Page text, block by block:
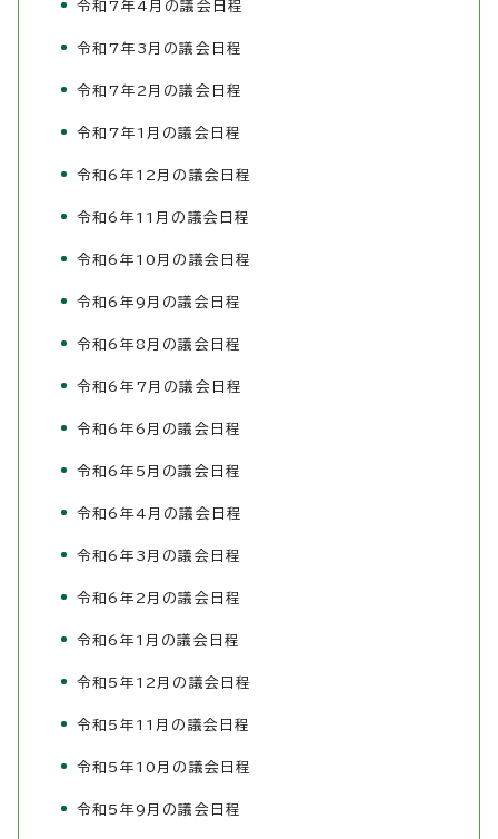
令和7年4月の議会日程
令和7年3月の議会日程
令和7年2月の議会日程
令和7年1月の議会日程
令和6年12月の議会日程
令和6年11月の議会日程
令和6年10月の議会日程
令和6年9月の議会日程
令和6年8月の議会日程
令和6年7月の議会日程
令和6年6月の議会日程
令和6年5月の議会日程
令和6年4月の議会日程
令和6年3月の議会日程
令和6年2月の議会日程
令和6年1月の議会日程
令和5年12月の議会日程
令和5年11月の議会日程
令和5年10月の議会日程
令和5年9月の議会日程